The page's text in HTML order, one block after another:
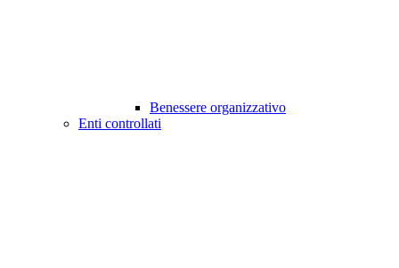
Benessere organizzativo
Enti controllati